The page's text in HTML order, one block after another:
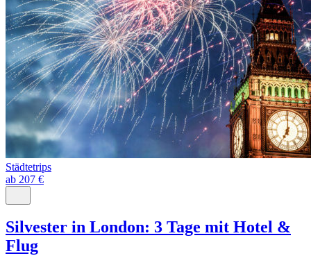
Städtetrips
ab 207 €
Silvester in London: 3 Tage mit Hotel &
Flug